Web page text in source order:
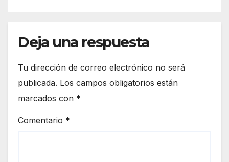
Deja una respuesta
Tu dirección de correo electrónico no será
publicada. Los campos obligatorios están
marcados con *
Comentario *